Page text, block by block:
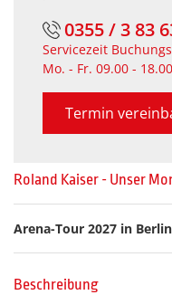
Roland Kaiser - Unser
Arena-Tour 2027 in Berlin
Beschreibung
0355 / 3 83
Servicezeit
Mo. - Fr. 09.00 -
Termin